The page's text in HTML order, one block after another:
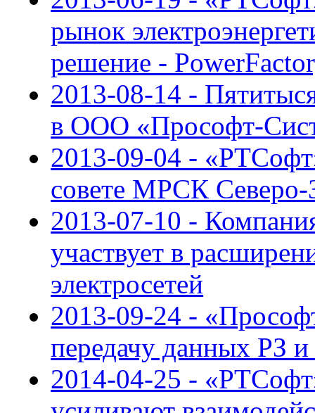
рынок
решение -
2013-08-14 -
в ООО «Прософт-
2013-09-04 -
совете МРСК Северо-
2013-07-10 -
участвует в
электросетей
2013-09-24 -
передачу данных РЗ
2014-04-25 -